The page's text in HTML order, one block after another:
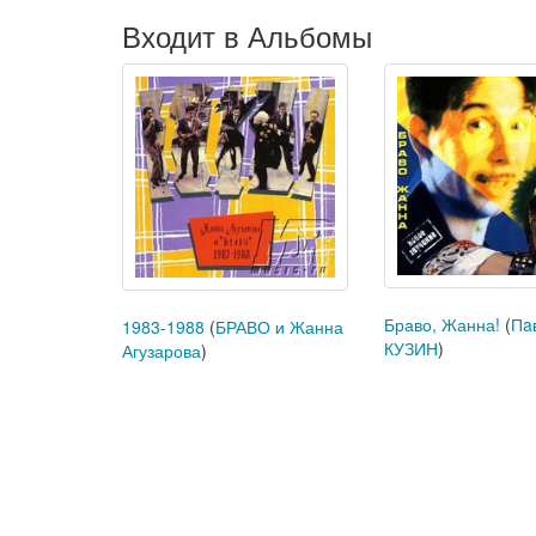
Входит в Альбомы
1983-1988 (БРАВО и Жанна
Агузарова)
Браво, Жанна! (
КУЗИН)